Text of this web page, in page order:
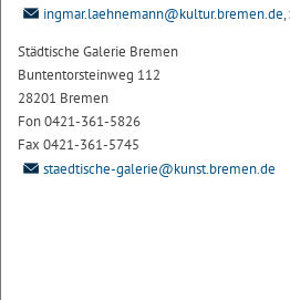
ingmar.laehnemann@kultur.bremen.de,
Städtische Galerie Bremen
Buntentorsteinweg 112
28201 Bremen
Fon 0421-361-5826
Fax 0421-361-5745
staedtische-galerie@kunst.bremen.de